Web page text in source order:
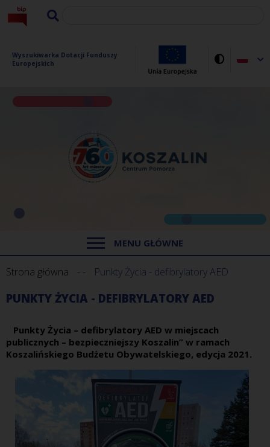
Wyszukiwarka Dotacji Funduszy
Europejskich
MENU GŁÓWNE
Strona główna Punkty Życia - defibrylatory AED
PUNKTY ŻYCIA - DEFIBRYLATORY AED
Punkty Życia – defibrylatory AED w miejscach
publicznych – bezpieczniejszy Koszalin” w ramach
Koszalińskiego Budżetu Obywatelskiego, edycja 2021.